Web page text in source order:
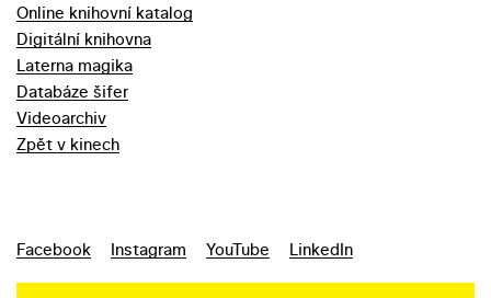
Online knihovní katalog
Digitální knihovna
Laterna magika
Databáze šifer
Videoarchiv
Zpět v kinech
Facebook Instagram YouTube LinkedIn